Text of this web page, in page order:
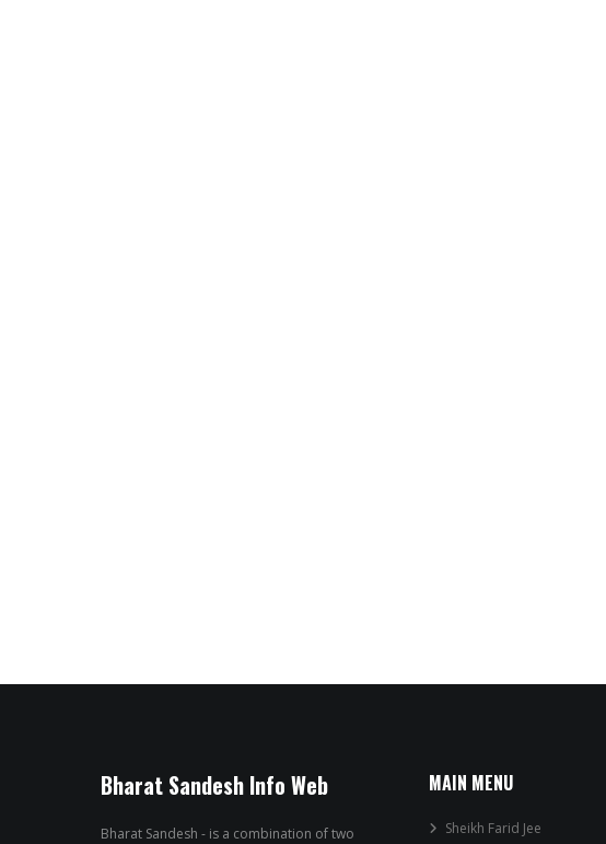
Bharat Sandesh Info Web
Bharat Sandesh - is a combination of two
MAIN MENU
Sheikh Farid Jee